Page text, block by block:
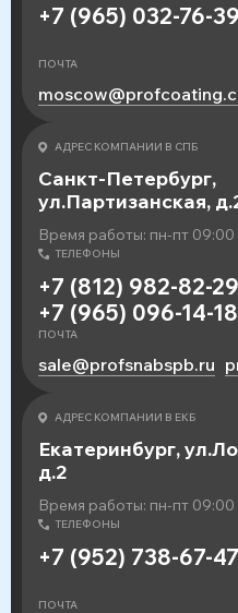
+7 (965) 032-76-39
ПОЧТА
АДРЕС КОМПАНИИ В СПБ
Санкт-Петербург,
ул.Партизанская,
Время работы: пн-пт 09:00
ТЕЛЕФОНЫ
+7 (812) 982-82-29
+7 (965) 096-14-18
ПОЧТА
sale@profsnabspb.ru
АДРЕС КОМПАНИИ В ЕКБ
Екатеринбург,
д.2
Время работы: пн-пт 09:00
ТЕЛЕФОНЫ
+7 (952) 738-67-47
ПОЧТА